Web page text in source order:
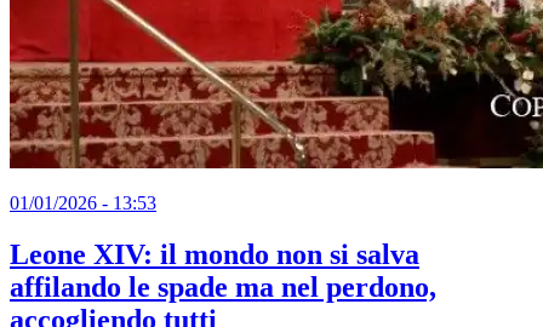
01/01/2026 - 13:53
Leone XIV: il mondo non si salva
affilando le spade ma nel perdono,
accogliendo tutti